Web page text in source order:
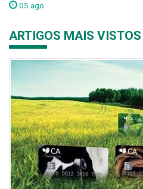
05 ago
ARTIGOS MAIS VISTOS